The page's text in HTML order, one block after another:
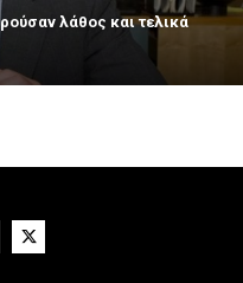
λάθος και τελικά